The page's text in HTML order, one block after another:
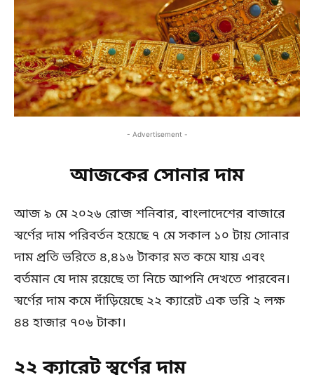
- Advertisement -
আজকের সোনার দাম
আজ ৯ মে ২০২৬ রোজ শনিবার, বাংলাদেশের বাজারে
স্বর্ণের দাম পরিবর্তন হয়েছে ৭ মে সকাল ১০ টায় সোনার
দাম প্রতি ভরিতে ৪,৪১৬ টাকার মত কমে যায় এবং
বর্তমান যে দাম রয়েছে তা নিচে আপনি দেখতে পারবেন।
স্বর্ণের দাম কমে দাঁড়িয়েছে ২২ ক্যারেট এক ভরি ২ লক্ষ
৪৪ হাজার ৭০৬ টাকা।
২২ ক্যারেট স্বর্ণের দাম